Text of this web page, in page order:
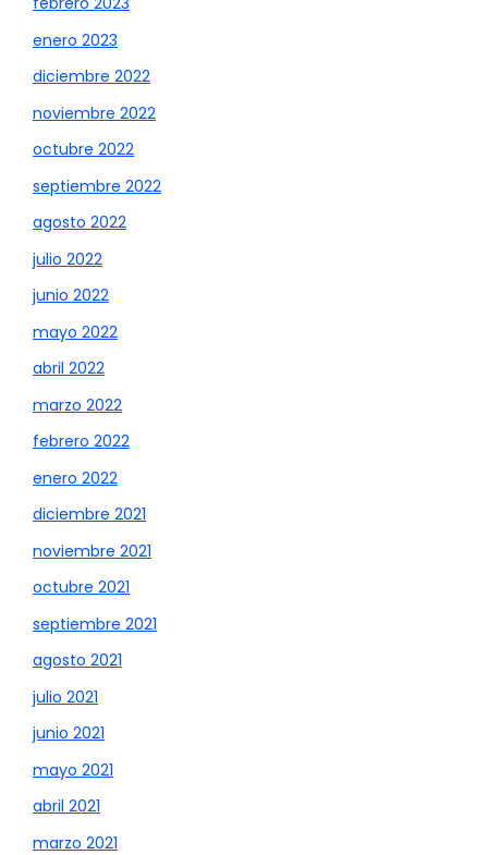
enero 2023
diciembre 2022
noviembre 2022
octubre 2022
septiembre 2022
agosto 2022
julio 2022
junio 2022
mayo 2022
abril 2022
marzo 2022
febrero 2022
enero 2022
diciembre 2021
noviembre 2021
octubre 2021
septiembre 2021
agosto 2021
julio 2021
junio 2021
mayo 2021
abril 2021
marzo 2021